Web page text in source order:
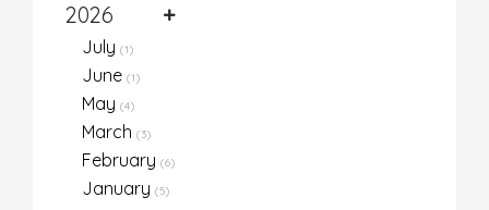
2026
July (1)
June (1)
May (4)
March (3)
February (6)
January (5)